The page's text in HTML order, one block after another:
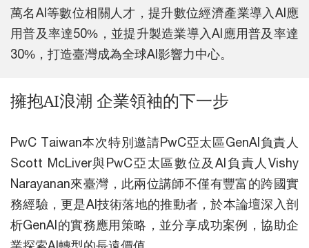
萬名AI等數位相關人才，提升數位經濟產業導入AI應
用普及率達50%，並提升製造業導入AI應用普及率達
30%，打造臺灣成為全球AI影響力中心。
擁抱AI浪潮 企業領袖的下一步
PwC Taiwan本次特別邀請PwC亞太區GenAI負責人
Scott McLiver與PwC亞太區數位及AI負責人Vishy
Narayanan來臺灣，此兩位講師不僅有豐富的跨國實
務經驗，更是AI技術落地的推動者，於本論壇深入剖
析GenAI的實務應用策略，並分享成功案例，協助企